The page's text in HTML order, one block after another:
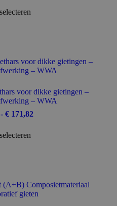
€ 54,45
product
optie
kan
gekozen
op
de
productpagina
voor dikke gietingen –
– WWA
- €171,82Prijsklasse:
product
optie
kan
gekozen